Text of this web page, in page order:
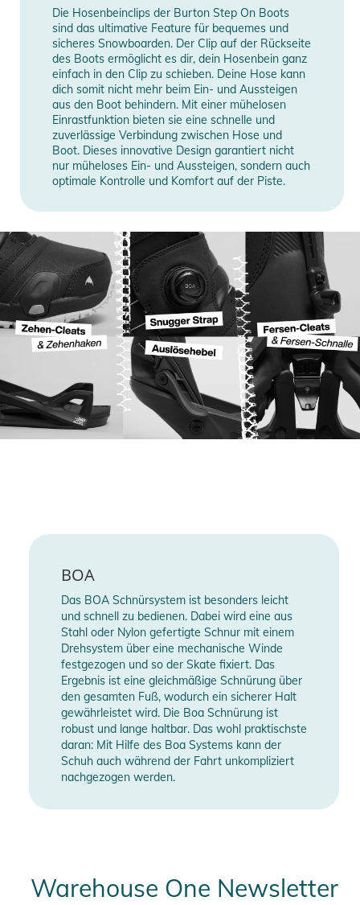
Die Hosenbeinclips der Burton Step On Boots
sind das ultimative Feature für bequemes und
sicheres Snowboarden. Der Clip auf der Rückseite
des Boots ermöglicht es dir, dein Hosenbein ganz
einfach in den Clip zu schieben. Deine Hose kann
dich somit nicht mehr beim Ein- und Aussteigen
aus den Boot behindern. Mit einer mühelosen
Einrastfunktion bieten sie eine schnelle und
zuverlässige Verbindung zwischen Hose und
Boot. Dieses innovative Design garantiert nicht
nur müheloses Ein- und Aussteigen, sondern auch
optimale Kontrolle und Komfort auf der Piste.
BOA
Das BOA Schnürsystem ist besonders leicht
und schnell zu bedienen. Dabei wird eine aus
Stahl oder Nylon gefertigte Schnur mit einem
Drehsystem über eine mechanische Winde
festgezogen und so der Skate fixiert. Das
Ergebnis ist eine gleichmäßige Schnürung über
den gesamten Fuß, wodurch ein sicherer Halt
gewährleistet wird. Die Boa Schnürung ist
robust und lange haltbar. Das wohl praktischste
daran: Mit Hilfe des Boa Systems kann der
Schuh auch während der Fahrt unkompliziert
nachgezogen werden.
Warehouse One Newsletter